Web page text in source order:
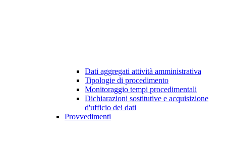
Dati aggregati attività amministrativa
Tipologie di procedimento
Monitoraggio tempi procedimentali
Dichiarazioni sostitutive e acquisizione
d'ufficio dei dati
Provvedimenti